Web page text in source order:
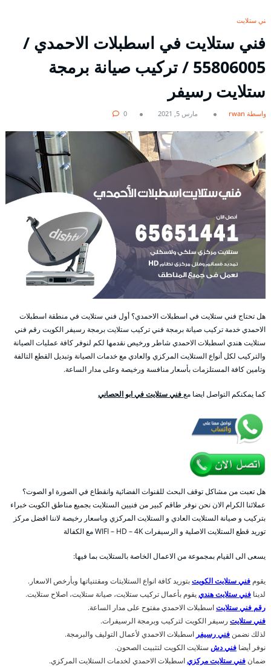
فني ستلايت
فني ستلايت في اسطبلات الاحمدي /
55806005 / تركيب صيانة برمجة
ستلايت رسيفر
بواسطة rwan مارس 5, 2021 0
هل تحتاج فني ستلايت في اسطبلات الاحمدي؟ أول فني ستلايت في منطقة اسطبلات
الاحمدي خدمة تركيب صيانة برمجة فني تركيب ستلايت برمجة رسيفر الكويت رقم فني
ستلايت هندي اسطبلات الاحمدي شاطر ورخيص نقدمها لكم لنوفر كافة عمليات الصيانة
والتركيب لكل أنواع الستلايت المركزي والعادي مع خدمات الصيانة وتبديل القطع التالفة
وتامين كافة المستلزمات بأسعار منافسة ورخيصة وعلى مدار الساعة.
كما يمكنكم التواصل ايضا معفني ستلايت في ابو الحصاني
هل تعبت من مشاكل توقف البحث للقنوات الفضائية وانقطاع في الصورة او الصوت؟
عملائنا الكرام الان نحن نوفر طاقم كبير من فنيين الستلايت بجميع مناطق الكويت خبراء
بتركيب و صيانة الستلايت العادي و الستلايت المركزي وباسعار رخيصة لاننا افضل مركز
توريد قطع الستلايت الاصلية و الرسيفرات WIFI – HD – 4K مع الكفالة
يسعى الى القيام بمجموعة من الاعمال الخاصة بالستلايت بما فيها:
يقوم فني ستلايت الكويتبتوريد كافة انواع الستلايتات ومقتنياتها وبأرخص الاسعار.
لدينا فني ستلايت هندييقوم بأعمال تركيب ستلايت، صيانة ستلايت، اصلاح ستلايت.
رقم فني ستلايتاسطبلات الاحمدي مفتوح على مدار الساعة.
فني ستلايت رسيفر الكويت لتركيب وبرمجة الرسيفرات.
لذلك نضمن فني رسيفر اسطبلات الاحمدي لأعمال التوليف والبرمجة.
نوفر أيضا فني دش ستلايت الكويت لتثبيت الصحون.
ضمان فني ستلايت مركزياسطبلات الاحمدي لخدمات الستلايت المركزي.